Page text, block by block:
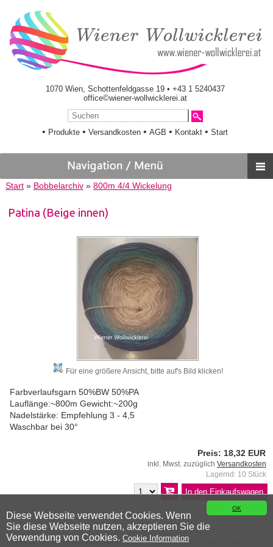
OK
Diese Webseite verwendet Cookies. Wenn
Sie diese Webseite nutzen, akzeptieren Sie die
Verwendung von Cookies. Cookie Information
1070 Wien, Schottenfeldgasse 19 • +43 1 5240437
office©wiener-wollwicklerei.at
• Produkte •Versandkosten •AGB • Kontakt •Start
Start» Bobbelarchiv» 800m 4/4 Wickelung
Patina (Beige innen)
Für eine größere Ansicht, bitte auf's Bild klicken!
Farbverlaufsgarn 50%BW 50%PA
Lauflänge:~800m Gewicht:~200g
Nadelstärke: Empfehlung 3 - 4,5
Waschbar bei 30°
Preis: 18,32 EUR
inkl. Mwst. zuzüglich Versandkosten
Lagernd: 10 Stück
© 2026 Wiener Wollwicklerei
Kontakt |Anfahrt |Versandkosten |AGB|Widerruf|Datenschutz